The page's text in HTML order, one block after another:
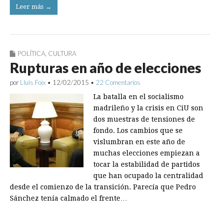
Leer más →
POLÍTICA CULTURA
Rupturas en año de elecciones
por Lluís Foix • 12/02/2015 • 22 Comentarios
La batalla en el socialismo
madrileño y la crisis en CiU son
dos muestras de tensiones de
fondo. Los cambios que se
vislumbran en este año de
muchas elecciones empiezan a
tocar la estabilidad de partidos
que han ocupado la centralidad
desde el comienzo de la transición. Parecía que Pedro
Sánchez tenía calmado el frente…